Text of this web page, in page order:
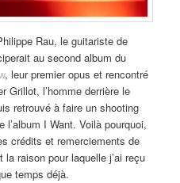
Rau, le guitariste de
au second album du
, leur premier opus et rencontré
Grillot, l’homme derrière le
retrouvé à faire un shooting
I Want. Voilà pourquoi,
crédits et remerciements de
la raison pour laquelle j’ai reçu
temps déjà.